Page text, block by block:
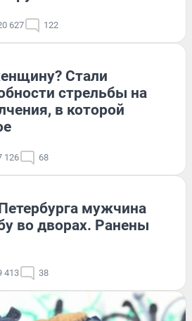
627 122
Стали
стрельбы на
в которой
126 68
мужчина
во дворах. Ранены
413 38